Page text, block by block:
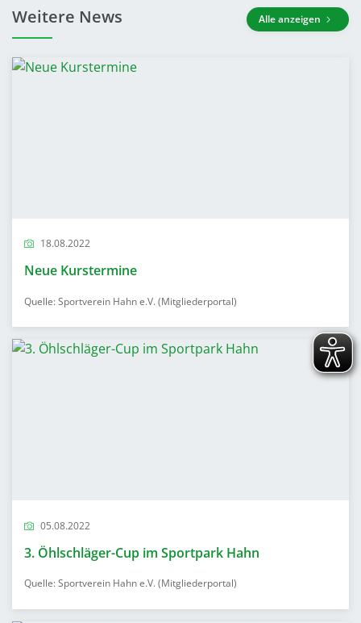
Weitere News Alle anzeigen
18.08.2022
Neue Kurstermine
Quelle: Sportverein Hahn e.V. (Mitgliederportal)
05.08.2022
3. Öhlschläger-Cup im Sportpark Hahn
Quelle: Sportverein Hahn e.V. (Mitgliederportal)